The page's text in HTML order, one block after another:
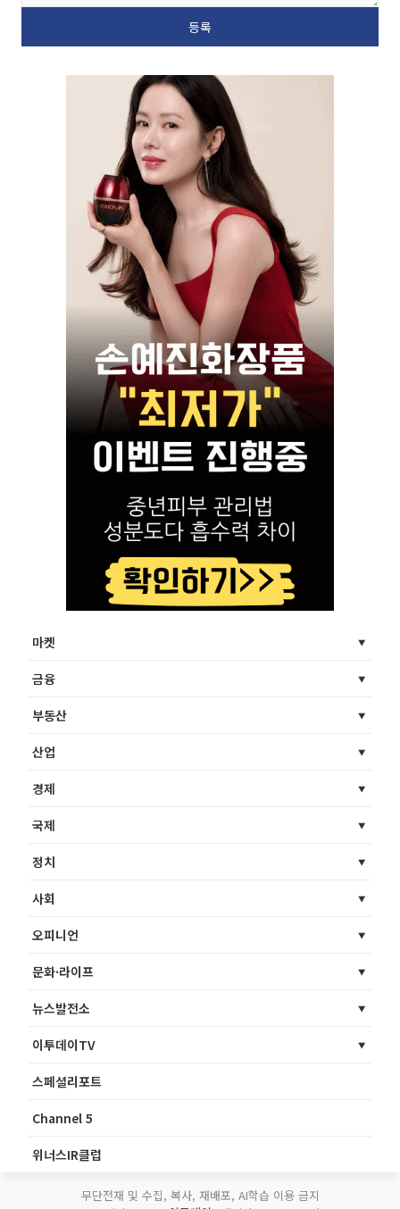
마켓
금융
부동산
산업
경제
국제
정치
사회
오피니언
문화·라이프
뉴스발전소
이투데이TV
스페셜리포트
Channel 5
위너스IR클럽
무단전재 및 수집, 복사, 재배포, AI학습 이용 금지